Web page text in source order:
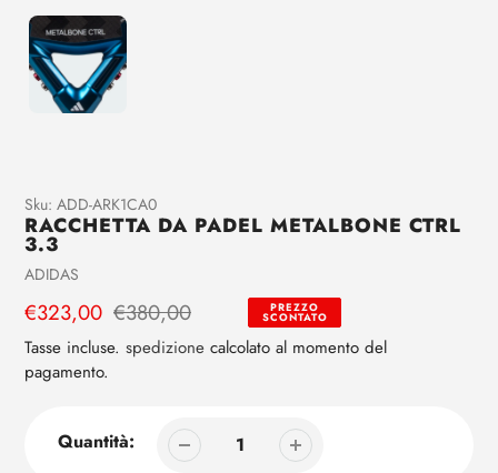
Aggiunta
di
prodotto
al
tuo
carrello
Sku: ADD-ARK1CA0
RACCHETTA DA PADEL METALBONE CTRL
3.3
Venditrice
ADIDAS
Prezzo
di
vendita
€323,00
Prezzo
regolare
€380,00 PREZZO
SCONTATO
Tasse incluse. spedizione calcolato al momento del
pagamento.
Quantità: